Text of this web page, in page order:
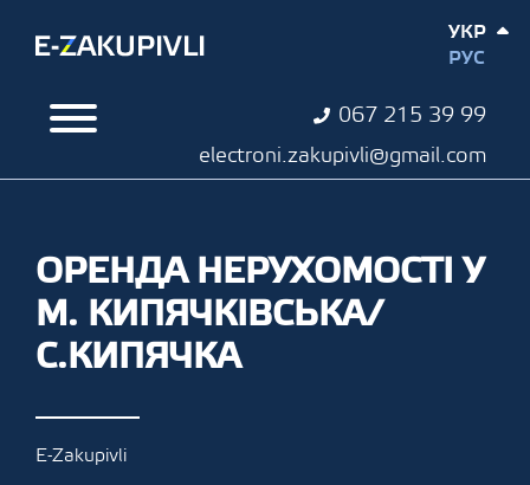
067 215 39 99
electroni.zakupivli@gmail.com
УКР
РУС
ОРЕНДА НЕРУХОМОСТІ У
М. КИПЯЧКІВСЬКА/
С.КИПЯЧКА
E-Zakupivli